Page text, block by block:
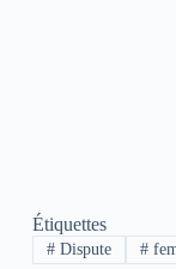
Étiquettes
#Dispute #